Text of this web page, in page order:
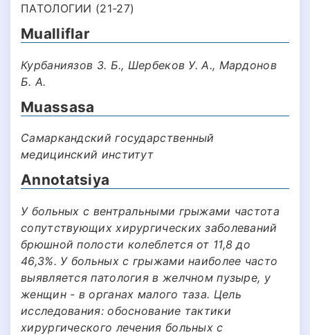
ПАТОЛОГИИ (21-27)
Mualliflar
Курбаниязов З. Б., Шербеков У. А., Мардонов
Б. А.
Muassasa
Самаркандский государственный
медицинский институт
Annotatsiya
У больных с вентральными грыжами частота
сопутствующих хирургических заболеваний
брюшной полости колеблется от 11,8 до
46,3%. У больных с грыжами наиболее часто
выявляется патология в желчном пузыре, у
женщин - в органах малого таза. Цель
исследования: обоснование тактики
хирургического лечения больных с